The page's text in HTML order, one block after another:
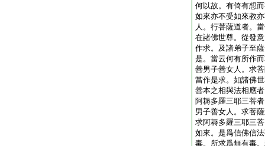
何以故。有倚有想
如來亦不受如來教
人。行菩薩道者。
在諸佛世尊。從發
作求。及諸弟子至
是。當云何有所作
善男子善女人。求
當作是求。如諸佛
善本之相與法相應
阿耨多羅三耶三菩
男子善女人。求菩
求阿耨多羅三耶三
如來。是爲信佛信
毒。所求爲無有毒